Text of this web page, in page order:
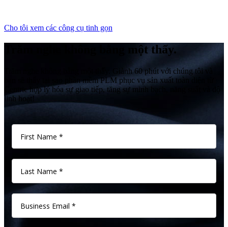
Cho tôi xem các công cụ tinh gọn
Trăm nghe không bằng một thấy.
Trăm nghe không bằng một thấy. Giành 60 phút với chúng tôi và
bạn sẽ thấy tại sao phần mềm PLM phục vụ sản xuất toàn diện từ
Centric hợp lý hóa sự giao tiếp, tăng sự minh bạch, năng suất và độ
linh hoạt!